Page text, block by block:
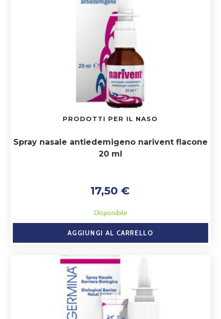
PRODOTTI PER IL NASO
Spray nasale antiedemigeno narivent flacone
20 ml
17,50 €
Disponibile
AGGIUNGI AL CARRELLO